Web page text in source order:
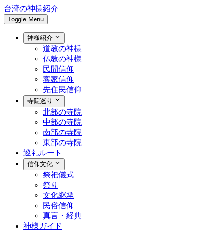
台湾の神様紹介
Toggle Menu
神様紹介
道教の神様
仏教の神様
民間信仰
客家信仰
先住民信仰
寺院巡り
北部の寺院
中部の寺院
南部の寺院
東部の寺院
巡礼ルート
信仰文化
祭祀儀式
祭り
文化継承
民俗信仰
真言・経典
神様ガイド